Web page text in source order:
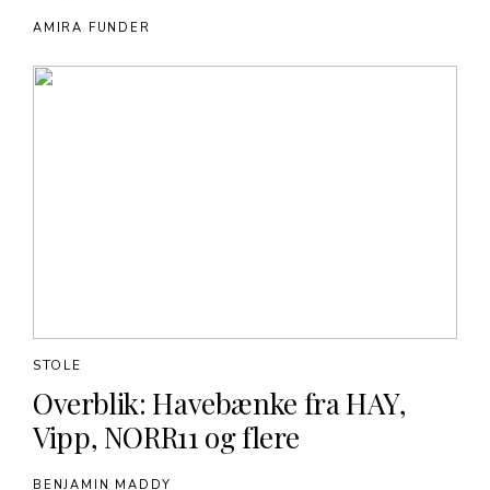
AMIRA FUNDER
Overblik: Havebænke fra HAY,
Vipp, NORR11 og flere
STOLE
BENJAMIN MADDY